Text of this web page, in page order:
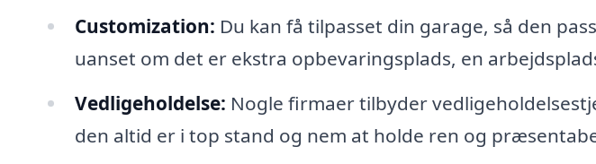
Customization: Du kan få tilpasset din garage, så den
uanset om det er ekstra opbevaringsplads, en
Vedligeholdelse: Nogle firmaer tilbyder
den altid er i top stand og nem at holde ren og